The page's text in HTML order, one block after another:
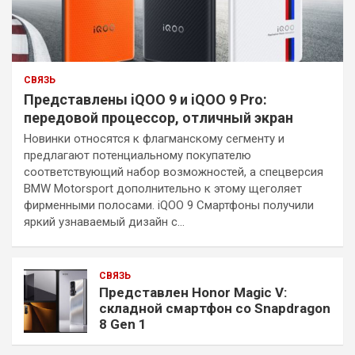
СВЯЗЬ
Представлены iQOO 9 и iQOO 9 Pro:
передовой процессор, отличный экран
Новинки относятся к флагманскому сегменту и
предлагают потенциальному покупателю
соответствующий набор возможностей, а спецверсия
BMW Motorsport дополнительно к этому щеголяет
фирменными полосами. iQOO 9 Смартфоны получили
яркий узнаваемый дизайн с…
СВЯЗЬ
Представлен Honor Magic V:
складной смартфон со Snapdragon
8 Gen 1